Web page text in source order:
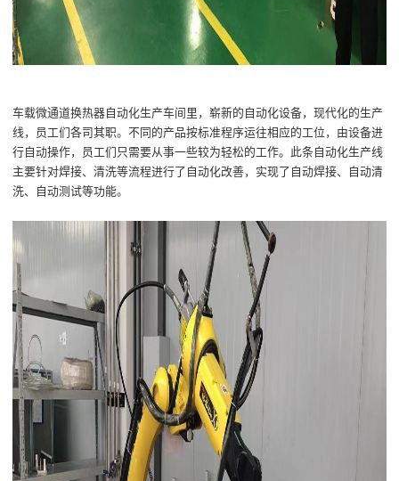
车载微通道换热器自动化生产车间 里，崭新的自动化设备，现代化的生产
线 ， 员工们各司其职。不同的产品按标准程序运往相应的工位，由设备进
行 自动操作， 员工们 只需要从事一些较为轻松的工作。 此条自动化生产线
主要针对焊接、清洗等流程进行了自动化改善，实现了自动焊接、自动清
洗、自动测试等功能。